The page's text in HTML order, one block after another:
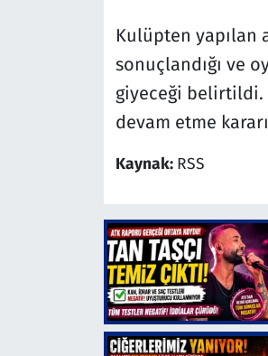
Kulüpten yapılan
sonuçlandığı ve
giyeceği belirtildi.
devam etme
Kaynak: RSS